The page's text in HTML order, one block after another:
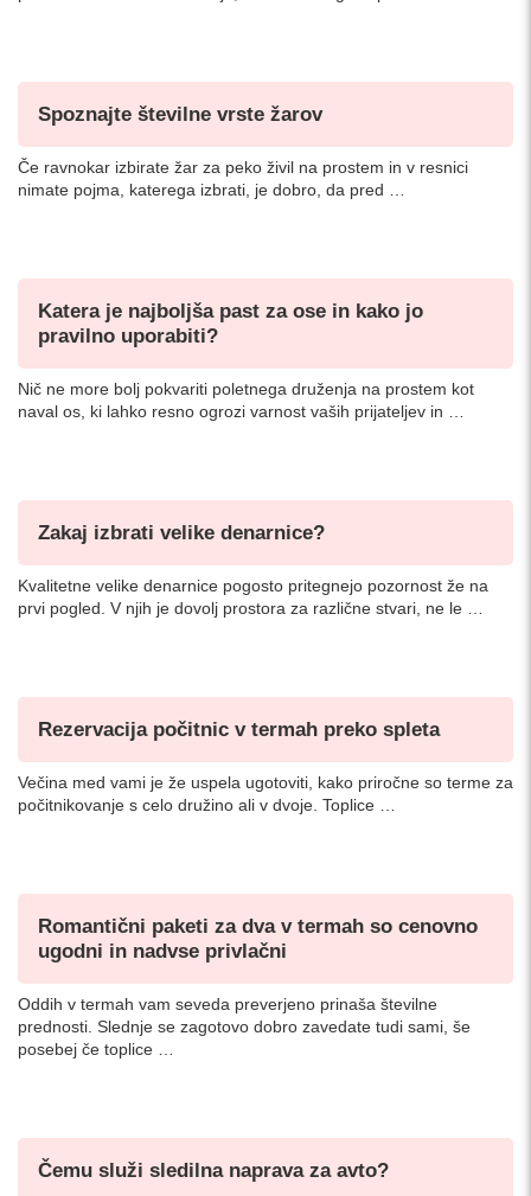
Spoznajte številne vrste žarov
Če ravnokar izbirate žar za peko živil na prostem in v resnici
nimate pojma, katerega izbrati, je dobro, da pred …
Katera je najboljša past za ose in kako jo
pravilno uporabiti?
Nič ne more bolj pokvariti poletnega druženja na prostem kot
naval os, ki lahko resno ogrozi varnost vaših prijateljev in …
Zakaj izbrati velike denarnice?
Kvalitetne velike denarnice pogosto pritegnejo pozornost že na
prvi pogled. V njih je dovolj prostora za različne stvari, ne le …
Rezervacija počitnic v termah preko spleta
Večina med vami je že uspela ugotoviti, kako priročne so terme za
počitnikovanje s celo družino ali v dvoje. Toplice …
Romantični paketi za dva v termah so cenovno
ugodni in nadvse privlačni
Oddih v termah vam seveda preverjeno prinaša številne
prednosti. Slednje se zagotovo dobro zavedate tudi sami, še
posebej če toplice …
Čemu služi sledilna naprava za avto?